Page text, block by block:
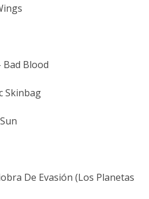
Bad Blood
Skinbag
De Evasión (Los Planetas